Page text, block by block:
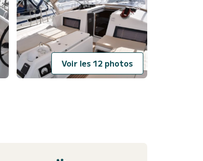
Voir les 12 photos